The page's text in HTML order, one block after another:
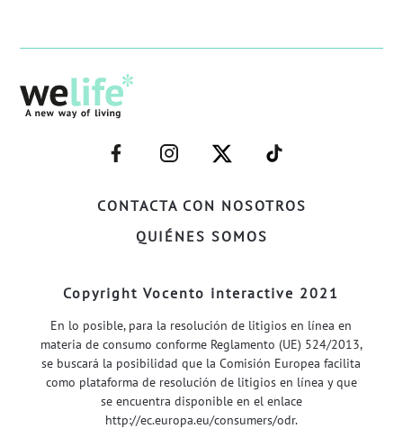
CONTACTA CON NOSOTROS
QUIÉNES SOMOS
–
FACEBOOK–
–
INSTAGRAM–
–
TWITTER–
–
WELIFE–
Copyright Vocento interactive 2021
En lo posible, para la resolución de litigios en línea en
materia de consumo conforme Reglamento (UE) 524/2013,
se buscará la posibilidad que la Comisión Europea facilita
como plataforma de resolución de litigios en línea y que
se encuentra disponible en el enlace
http://ec.europa.eu/consumers/odr.